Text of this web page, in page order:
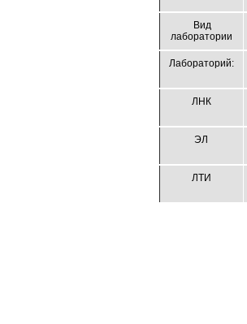
Вид
лаборатории
Лабораторий:
ЛНК
ЭЛ
ЛТИ